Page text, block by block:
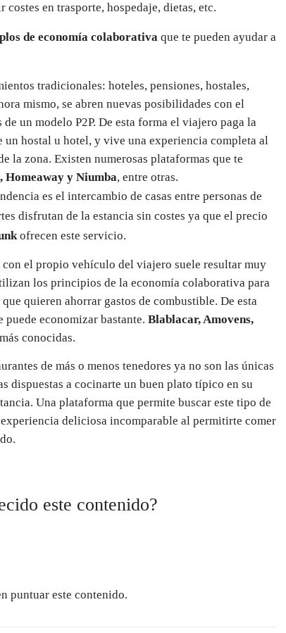
en trasporte, hospedaje, dietas, etc.
de economía colaborativa que te pueden ayudar a
tradicionales: hoteles, pensiones, hostales,
mismo, se abren nuevas posibilidades con el
un modelo P2P. De esta forma el viajero paga la
un hostal u hotel, y vive una experiencia completa al
la zona. Existen numerosas plataformas que te
Homeaway y Niumba, entre otras.
es el intercambio de casas entre personas de
disfrutan de la estancia sin costes ya que el precio
ofrecen este servicio.
el propio vehículo del viajero suele resultar muy
los principios de la economía colaborativa para
quieren ahorrar gastos de combustible. De esta
economizar bastante. Blablacar, Amovens,
conocidas.
de más o menos tenedores ya no son las únicas
dispuestas a cocinarte un buen plato típico en su
Una plataforma que permite buscar este tipo de
deliciosa incomparable al permitirte comer
este contenido?
puntuar este contenido.